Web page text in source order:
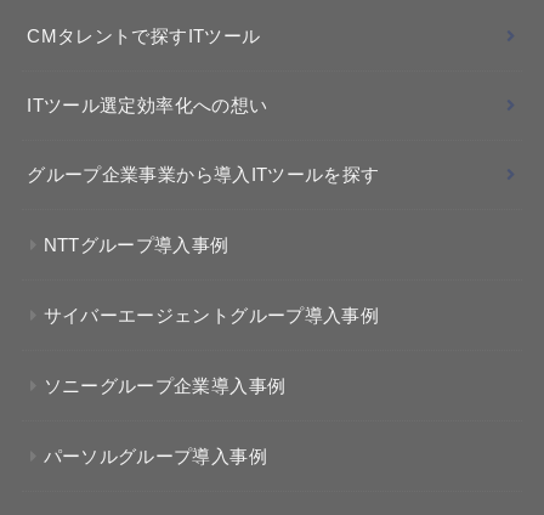
CMタレントで探すITツール
ITツール選定効率化への想い
グループ企業事業から導入ITツールを探す
NTTグループ導入事例
サイバーエージェントグループ導入事例
ソニーグループ企業導入事例
パーソルグループ導入事例